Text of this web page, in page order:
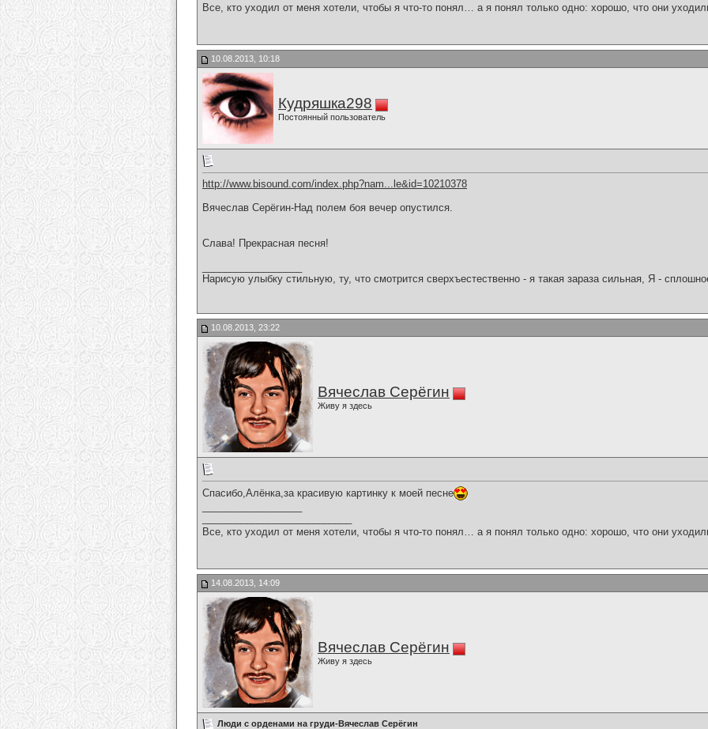
Все, кто уходил от меня хотели, чтобы я что-то понял… а я понял только одно: хорошо, что они
10.08.2013, 10:18
Кудряшка298
Постоянный пользователь
http://www.bisound.com/index.php?nam...le&id=10210378
Вячеслав Серёгин-Над полем боя вечер опустился.
Слава! Прекрасная песня!
Нарисую улыбку стильную, ту, что смотрится сверхъестественно - я такая зараза сильная, Я -
10.08.2013, 23:22
Вячеслав Серёгин
Живу я здесь
Спасибо,Алёнка,за красивую картинку к моей песне
Все, кто уходил от меня хотели, чтобы я что-то понял… а я понял только одно: хорошо, что они
14.08.2013, 14:09
Вячеслав Серёгин
Живу я здесь
Люди с орденами на груди-Вячеслав Серёгин